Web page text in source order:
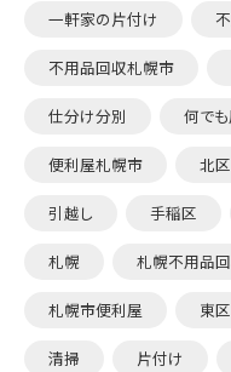
一軒家の片付け
不用品回収札幌市
仕分け分別 何で
便利屋札幌市 北区
引越し 手稲区
札幌 札幌不用品
札幌市便利屋 東区
清掃 片付け